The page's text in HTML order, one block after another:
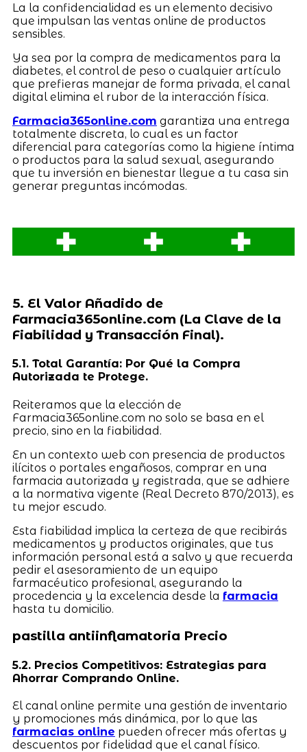
La la confidencialidad es un elemento decisivo
que impulsan las ventas online de productos
sensibles.
Ya sea por la compra de medicamentos para la
diabetes, el control de peso o cualquier artículo
que prefieras manejar de forma privada, el canal
digital elimina el rubor de la interacción física.
Farmacia365online.com garantiza una entrega
totalmente discreta, lo cual es un factor
diferencial para categorías como la higiene íntima
o productos para la salud sexual, asegurando
que tu inversión en bienestar llegue a tu casa sin
generar preguntas incómodas.
5. El Valor Añadido de
Farmacia365online.com (La Clave de la
Fiabilidad y Transacción Final).
5.1. Total Garantía: Por Qué la Compra
Autorizada te Protege.
Reiteramos que la elección de
Farmacia365online.com no solo se basa en el
precio, sino en la fiabilidad.
En un contexto web con presencia de productos
ilícitos o portales engañosos, comprar en una
farmacia autorizada y registrada, que se adhiere
a la normativa vigente (Real Decreto 870/2013), es
tu mejor escudo.
Esta fiabilidad implica la certeza de que recibirás
medicamentos y productos originales, que tus
información personal está a salvo y que recuerda
pedir el asesoramiento de un equipo
farmacéutico profesional, asegurando la
procedencia y la excelencia desde la farmacia
hasta tu domicilio.
pastilla antiinflamatoria Precio
5.2. Precios Competitivos: Estrategias para
Ahorrar Comprando Online.
El canal online permite una gestión de inventario
y promociones más dinámica, por lo que las
farmacias online pueden ofrecer más ofertas y
descuentos por fidelidad que el canal físico.